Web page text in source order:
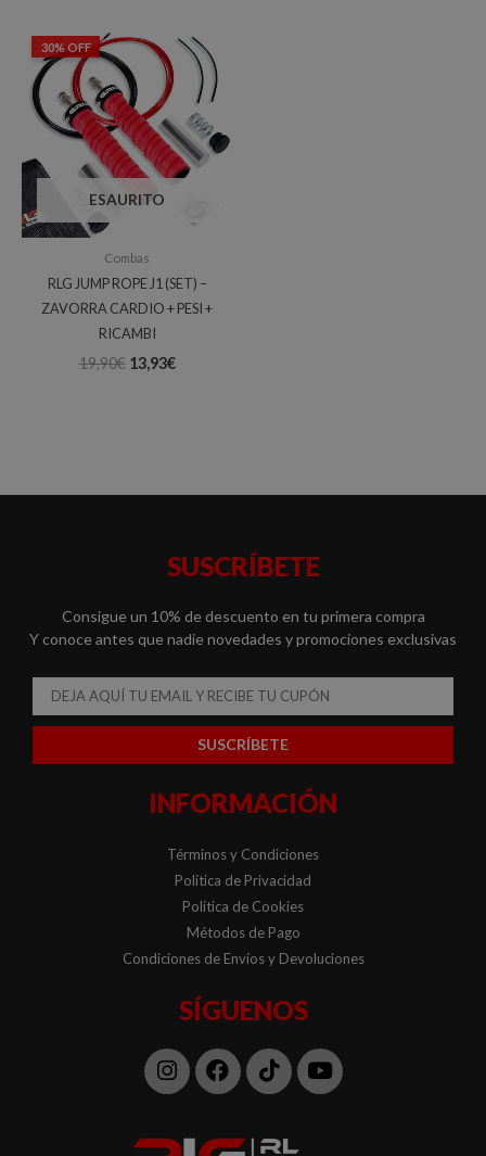
ESAURITO
30% OFF
Combas
RLG JUMP ROPE J1 (SET) –
ZAVORRA CARDIO + PESI +
RICAMBI
19,90€
Il
prezzo
originale
era:
19,90€.
13,93€
Il
prezzo
attuale
13,93€.
SÍGUENOS
Instagram
Facebook
TiktokYoutube
INFORMACIÓN
Términos y Condiciones
Política de Privacidad
Política de Cookies
Métodos de Pago
Condiciones de Envíos y Devoluciones
SUSCRÍBETE
Consigue un 10% de descuento en tu primera compra
Y conoce antes que nadie novedades y promociones exclusivas
SUSCRÍBETE